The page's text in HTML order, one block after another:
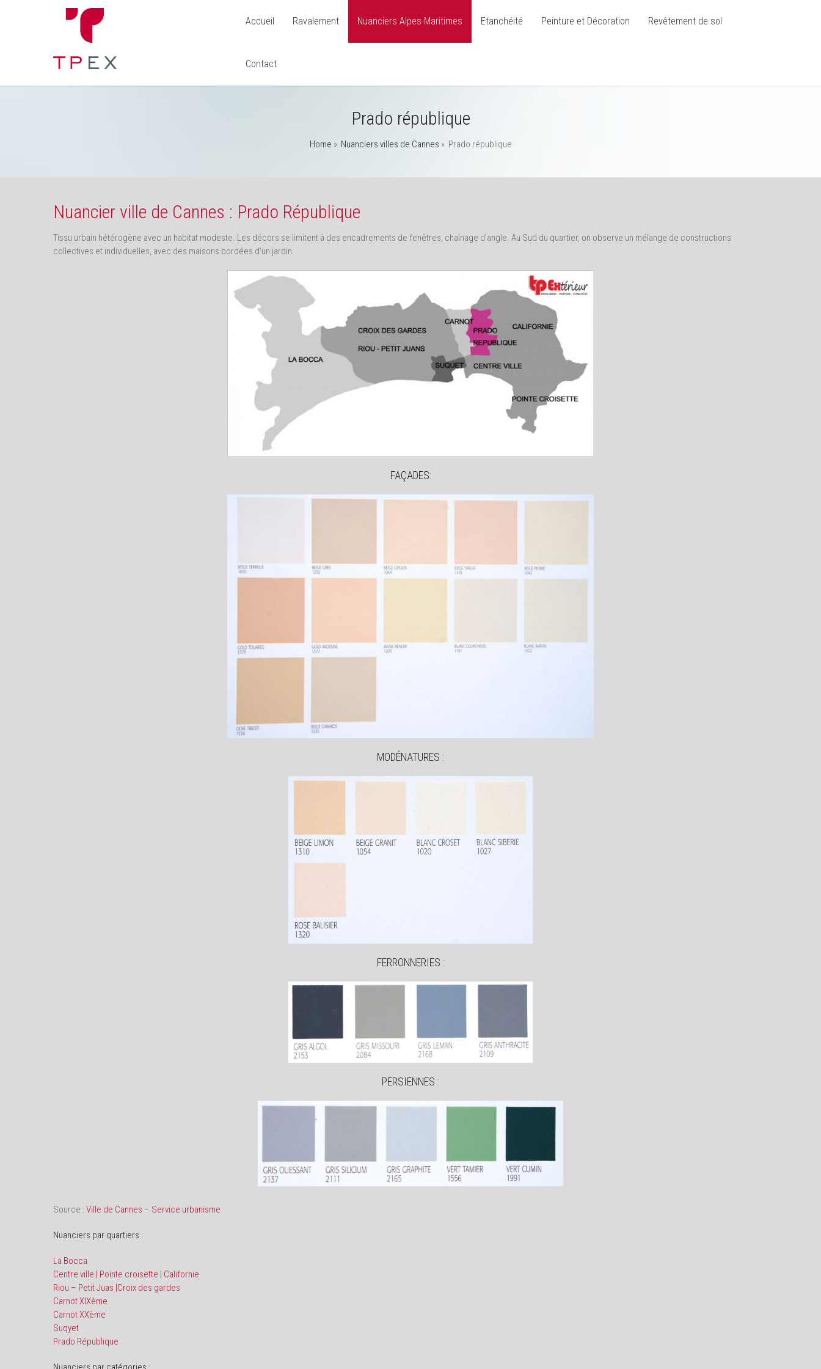
Accueil Ravalement Nuanciers Alpes-Maritimes Etanchéité Peinture et Décoration Revêtement de sol
Contact
Prado république
Home » Nuanciers villes de Cannes » Prado république
Nuancier ville de Cannes : Prado République
Tissu urbain hétérogène avec un habitat modeste. Les décors se limitent à des encadrements de fenêtres, chaînage d’angle. Au Sud du quartier, on observe un mélange de constructions
collectives et individuelles, avec des maisons bordées d’un jardin.
FAÇADES:
MODÉNATURES :
FERRONNERIES :
PERSIENNES :
Source : Ville de Cannes – Service urbanisme
Nuanciers par quartiers :
La Bocca
Centre ville | Pointe croisette | Californie
Riou – Petit Juas |Croix des gardes
Carnot XIXème
Carnot XXème
Suqyet
Prado République